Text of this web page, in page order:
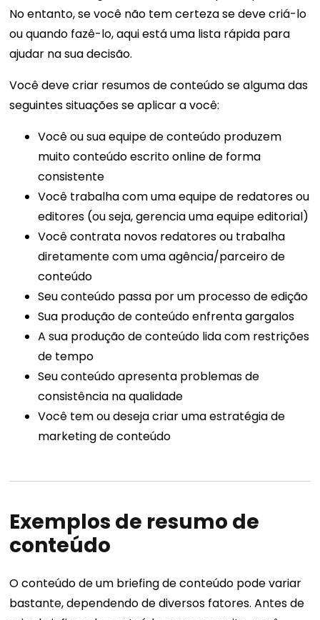
No entanto, se você não tem certeza se deve criá-lo
ou quando fazê-lo, aqui está uma lista rápida para
ajudar na sua decisão.
Você deve criar resumos de conteúdo se alguma das
seguintes situações se aplicar a você:
Você ou sua equipe de conteúdo produzem
muito conteúdo escrito online de forma
consistente
Você trabalha com uma equipe de redatores ou
editores (ou seja, gerencia uma equipe editorial)
Você contrata novos redatores ou trabalha
diretamente com uma agência/parceiro de
conteúdo
Seu conteúdo passa por um processo de edição
Sua produção de conteúdo enfrenta gargalos
A sua produção de conteúdo lida com restrições
de tempo
Seu conteúdo apresenta problemas de
consistência na qualidade
Você tem ou deseja criar uma estratégia de
marketing de conteúdo
Exemplos de resumo de
conteúdo
O conteúdo de um briefing de conteúdo pode variar
bastante, dependendo de diversos fatores. Antes de